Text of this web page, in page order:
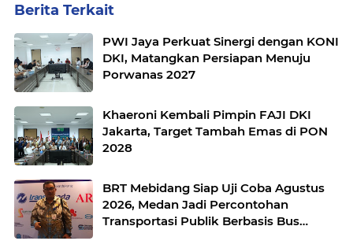
Berita Terkait
PWI Jaya Perkuat Sinergi dengan KONI
DKI, Matangkan Persiapan Menuju
Porwanas 2027
Khaeroni Kembali Pimpin FAJI DKI
Jakarta, Target Tambah Emas di PON
2028
BRT Mebidang Siap Uji Coba Agustus
2026, Medan Jadi Percontohan
Transportasi Publik Berbasis Bus